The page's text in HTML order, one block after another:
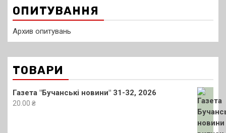
ОПИТУВАННЯ
Архив опитувань
ТОВАРИ
Газета "Бучанські новини" 31-32, 2026
20.00 ₴